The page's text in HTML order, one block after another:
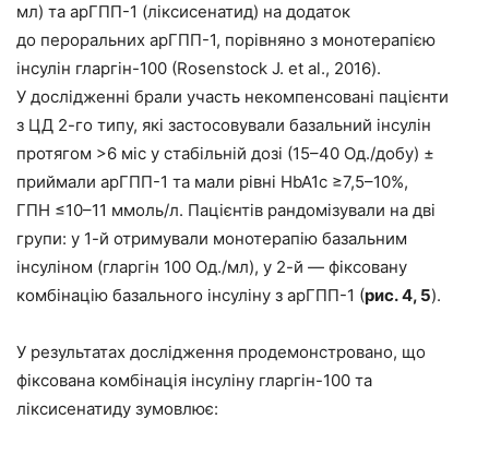
мл) та арГПП-1 (ліксисенатид) на додаток
до пероральних арГПП-1, порівняно з монотерапією
інсулін гларгін-100 (Rosenstock J. et al., 2016).
У дослідженні брали участь некомпенсовані пацієнти
з ЦД 2-го типу, які застосовували базальний інсулін
протягом >6 міс у стабільній дозі (15–40 Од./добу) ±
приймали арГПП-1 та мали рівні HbA1c ≥7,5–10%,
ГПН ≤10–11 ммоль/л. Пацієнтів рандомізували на дві
групи: у 1-й отримували монотерапію базальним
інсуліном (гларгін 100 Од./мл), у 2-й — фіксовану
комбінацію базального інсуліну з арГПП-1 (рис. 4, 5).
У результатах дослідження продемонстровано, що
фіксована комбінація інсуліну гларгін-100 та
ліксисенатиду зумовлює: